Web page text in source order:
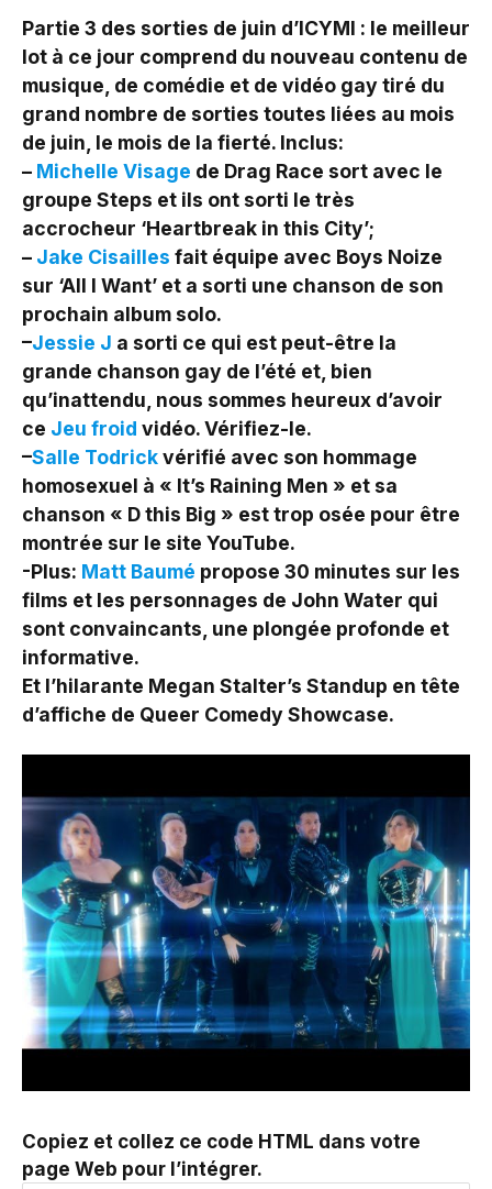
Partie 3 des sorties de juin d’ICYMI : le meilleur
lot à ce jour comprend du nouveau contenu de
musique, de comédie et de vidéo gay tiré du
grand nombre de sorties toutes liées au mois
de juin, le mois de la fierté. Inclus:
– Michelle Visage de Drag Race sort avec le
groupe Steps et ils ont sorti le très
accrocheur ‘Heartbreak in this City’;
– Jake Cisailles fait équipe avec Boys Noize
sur ‘All I Want’ et a sorti une chanson de son
prochain album solo.
–Jessie J a sorti ce qui est peut-être la
grande chanson gay de l’été et, bien
qu’inattendu, nous sommes heureux d’avoir
ce Jeu froid vidéo. Vérifiez-le.
–Salle Todrickvérifié avec son hommage
homosexuel à « It’s Raining Men » et sa
chanson « D this Big » est trop osée pour être
montrée sur le site YouTube.
-Plus: Matt Baumé propose 30 minutes sur les
films et les personnages de John Water qui
sont convaincants, une plongée profonde et
informative.
Et l’hilarante Megan Stalter’s Standup en tête
d’affiche de Queer Comedy Showcase.
Copiez et collez ce code HTML dans votre
page Web pour l’intégrer.